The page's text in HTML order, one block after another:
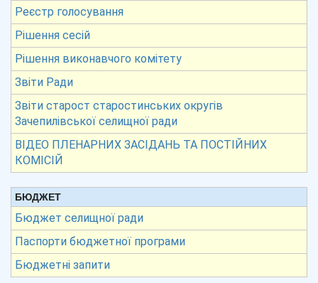
Реєстр голосування
Рішення сесій
Рішення виконавчого комітету
Звіти Ради
Звіти старост старостинських округів
Зачепилівської селищної ради
ВІДЕО ПЛЕНАРНИХ ЗАСІДАНЬ ТА ПОСТІЙНИХ
КОМІСІЙ
БЮДЖЕТ
Бюджет селищної ради
Паспорти бюджетної програми
Бюджетні запити